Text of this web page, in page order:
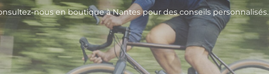
nous en boutique à Nantes pour des conseils personnalisés.